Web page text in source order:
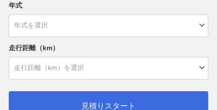
年式
走行距離（km）
見積りスタート